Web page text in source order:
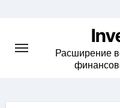
content
Расширение